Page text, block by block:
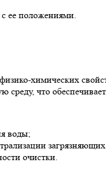
с ее положениями.
химических
что
воды;
очистки.